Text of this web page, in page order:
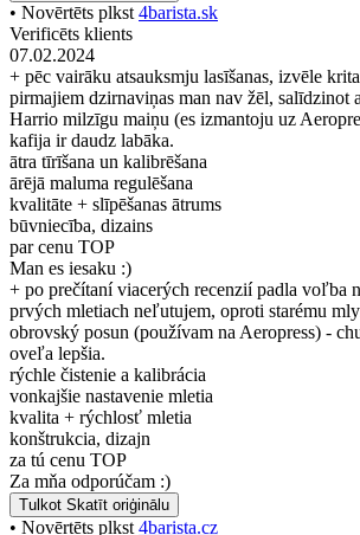
• Novērtēts plkst 4barista.sk
Verificēts klients
07.02.2024
+ pēc vairāku atsauksmju lasīšanas, izvēle
pirmajiem dzirnaviņas man nav žēl, salīdzinot
Harrio milzīgu maiņu (es izmantoju uz
kafija ir daudz labāka.
ātra tīrīšana un kalibrēšana
ārējā maluma regulēšana
kvalitāte + slīpēšanas ātrums
būvniecība, dizains
par cenu TOP
Man es iesaku :)
+ po prečítaní viacerých recenzií padla voľba
prvých mletiach neľutujem, oproti starému
obrovský posun (používam na Aeropress) -
oveľa lepšia.
rýchle čistenie a kalibrácia
vonkajšie nastavenie mletia
kvalita + rýchlosť mletia
konštrukcia, dizajn
za tú cenu TOP
Za mňa odporúčam :)
Tulkot Skatīt oriģinālu
• Novērtēts plkst 4barista.cz